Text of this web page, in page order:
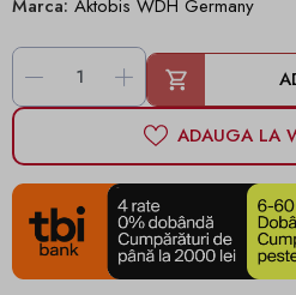
Marca: Aktobis WDH Germany
- +
ADAUGA LA